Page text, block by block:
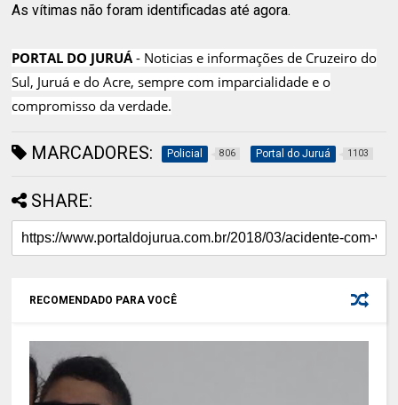
As vítimas não foram identificadas até agora.
PORTAL DO JURUÁ - Noticias e informações de Cruzeiro do
Sul, Juruá e do Acre, sempre com imparcialidade e o
compromisso da verdade.
MARCADORES: Policial 806 Portal do Juruá 1103
SHARE:
RECOMENDADO PARA VOCÊ